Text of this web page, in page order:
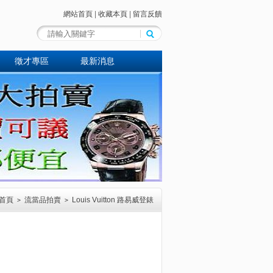
網站首頁 收藏本頁 留言反饋
徵才專區 最新消息
頁 > 流當品拍賣 > Louis Vuitton 路易威登錶